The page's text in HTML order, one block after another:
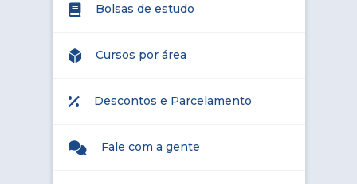
Bolsas de estudo
Cursos por área
Descontos e Parcelamento
Fale com a gente